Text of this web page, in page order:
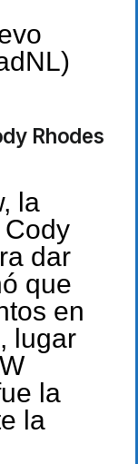
Rhodes
la
dar
que
en
lugar
la
la